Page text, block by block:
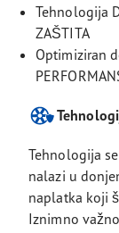
Tehnologija
ZAŠTITA
Optimiziran
Tehnologija
nalazi u
naplatka koji
Iznimno